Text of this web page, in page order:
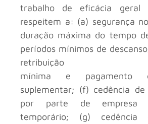
trabalho de eficácia geral
respeitem a: (a) segurança
duração máxima do tempo
períodos mínimos de
retribuição
mínima e pagamento
suplementar; (f) cedência de
por parte de empresa
temporário; (g) cedência